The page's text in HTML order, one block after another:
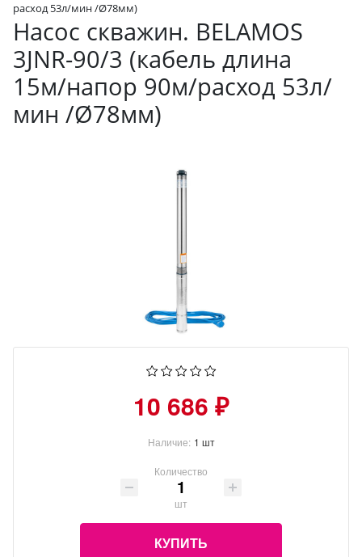
расход 53л/мин /Ø78мм)
Насос скважин. BELAMOS
3JNR-90/3 (кабель длина
15м/напор 90м/расход 53л/
мин /Ø78мм)
10 686 ₽
Наличие: 1 шт
Количество
шт
КУПИТЬ